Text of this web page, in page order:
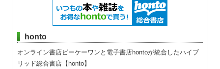
honto
オンライン書店ビーケーワンと電子書店hontoが統合したハイブ
リッド総合書店【honto】